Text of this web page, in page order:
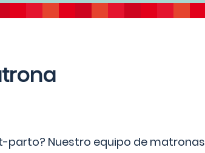
parto? Nuestro equipo de matronas